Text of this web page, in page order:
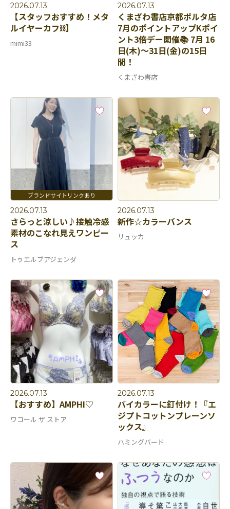
2026.07.13
【スタッフおすすめ！メタ
ルイヤーカフ⛓️】
mimi33
2026.07.13
くまざわ書店京都ポルタ店
7月のポイントアップKポイ
ント3倍デー開催📚 7月 16
日(木)〜31日(金)の15日
間！
くまざわ書店
2026.07.13
さらっと涼しい♪接触冷感
素材のこなれ見えワンピー
ス
トゥエルブアジェンダ
2026.07.13
新作☆カラーバンス
リュッカ
2026.07.13
【おすすめ】AMPHI♡
ワコール ザ ストア
2026.07.13
バイカラーに釘付け！『エ
ジプトコットンプレーンソ
ックス』
ハミングバード